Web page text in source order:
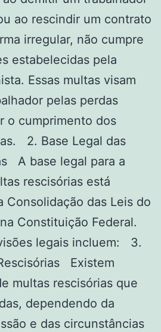
ao rescindir um contrato
irregular, não cumpre
estabelecidas pela
Essas multas visam
pelas perdas
o cumprimento dos
2. Base Legal das
A base legal para a
rescisórias está
Consolidação das Leis do
Constituição Federal.
legais incluem: 3.
Existem
multas rescisórias que
dependendo da
e das circunstâncias